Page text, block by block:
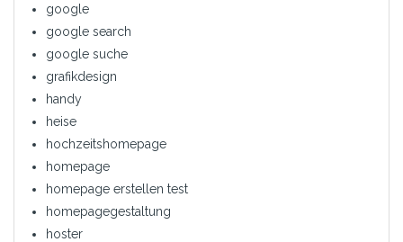
google
google search
google suche
grafikdesign
handy
heise
hochzeitshomepage
homepage
homepage erstellen test
homepagegestaltung
hoster